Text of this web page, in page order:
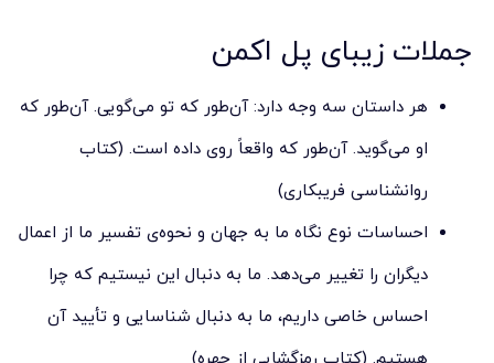
جملات زیبای پل اکمن
هر داستان سه وجه دارد: آن‌طور که تو می‌گویی. آن‌طور که
او می‌گوید. آن‌طور که واقعاً روی داده‌ است. (کتاب
روانشناسی فریبکاری)
احساسات نوع نگاه ما به جهان و نحوه‌ی تفسیر ما از اعمال
دیگران را تغییر می‌دهد. ما به دنبال این نیستیم که چرا
احساس خاصی داریم، ما به دنبال شناسایی و تأیید آن